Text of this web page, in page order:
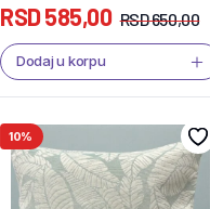
RSD650,00
RSD585,00
Dodaj u korpu
10%